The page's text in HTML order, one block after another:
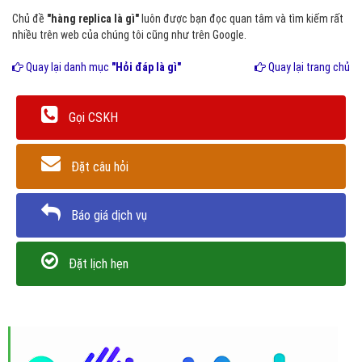
Chủ đề "hàng replica là gì" luôn được bạn đọc quan tâm và tìm kiếm rất
nhiều trên web của chúng tôi cũng như trên Google.
Quay lại danh mục "Hỏi đáp là gì" Quay lại trang chủ
Gọi CSKH
Đặt câu hỏi
Báo giá dịch vụ
Đặt lịch hẹn